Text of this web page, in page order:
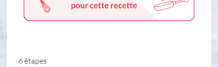
6 étapes